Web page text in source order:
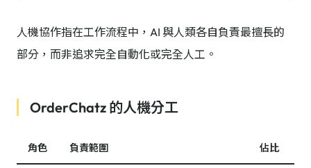
人機協作指在工作流程中，AI 與人類各自負責最擅長的
部分，而非追求完全自動化或完全人工。
OrderChatz 的人機分工
角色 負責範圍 佔比